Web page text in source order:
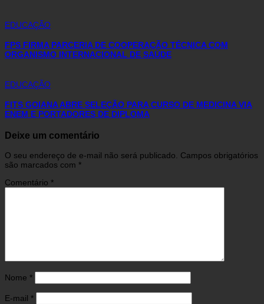
EDUCAÇÃO
FPS FIRMA PARCERIA DE COOPERAÇÃO TÉCNICA COM
ORGANISMO INTERNACIONAL DE SAÚDE
EDUCAÇÃO
FITS GOIANA ABRE SELEÇÃO PARA CURSO DE MEDICINA VIA
ENEM E PORTADORES DE DIPLOMA
Deixe um comentário
O seu endereço de e-mail não será publicado. Campos obrigatórios
são marcados com *
Comentário *
Nome *
E-mail *